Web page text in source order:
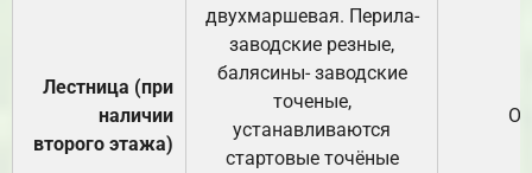
Лестница (при
наличии
второго этажа)
двухмаршевая. Перила-
заводские резные,
балясины- заводские
точеные,
устанавливаются
стартовые точёные